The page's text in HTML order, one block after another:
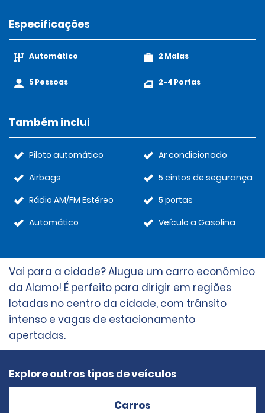
Especificações
Automático
5 Pessoas
2 Malas
2-4 Portas
Também inclui
Piloto automático
Airbags
Rádio AM/FM Estéreo
Automático
Ar condicionado
5 cintos de segurança
5 portas
Veículo a Gasolina
Vai para a cidade? Alugue um carro econômico
da Alamo! É perfeito para dirigir em regiões
lotadas no centro da cidade, com trânsito
intenso e vagas de estacionamento
apertadas.
Explore outros tipos de veículos
Carros